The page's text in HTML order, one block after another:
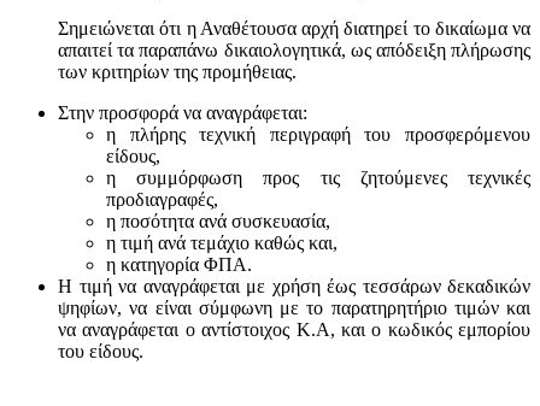
Σημειώνεται ότι η Αναθέτουσα αρχή διατηρεί το δικαίωμα να
απαιτεί τα παραπάνω δικαιολογητικά, ως απόδειξη πλήρωσης
των κριτηρίων της προμήθειας.
Στην προσφορά να αναγράφεται:
η πλήρης τεχνική περιγραφή του προσφερόμενου
είδους,
η συμμόρφωση προς τις ζητούμενες τεχνικές
προδιαγραφές,
η ποσότητα ανά συσκευασία,
η τιμή ανά τεμάχιο καθώς και,
η κατηγορία ΦΠΑ.
Η τιμή να αναγράφεται με χρήση έως τεσσάρων δεκαδικών
ψηφίων, να είναι σύμφωνη με το παρατηρητήριο τιμών και
να αναγράφεται ο αντίστοιχος Κ.Α, και ο κωδικός εμπορίου
του είδους.